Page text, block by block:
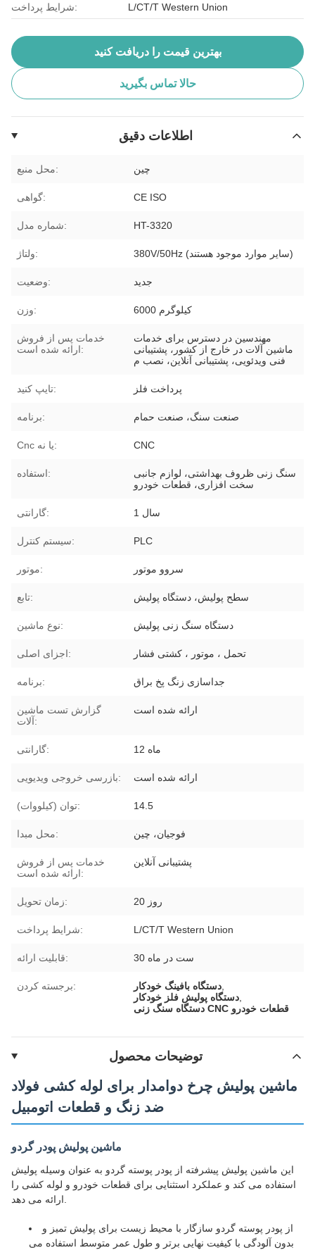
شرایط پرداخت: L/CT/T Western Union
بهترین قیمت را دریافت کنید
حالا تماس بگیرید
اطلاعات دقیق
محل منبع: چين
گواهی: CE ISO
شماره مدل: HT-3320
ولتاژ: 380V/50Hz (سایر موارد موجود هستند)
وضعیت: جدید
وزن: 6000 کیلوگرم
خدمات پس از فروش
ارائه شده است:
مهندسین در دسترس برای خدمات
ماشین آلات در خارج از کشور، پشتیبانی
فنی ویدئویی، پشتیبانی آنلاین، نصب م
تایپ کنید: پرداخت فلز
برنامه: صنعت سنگ، صنعت حمام
Cnc یا نه: CNC
استفاده:
سنگ زنی ظروف بهداشتی، لوازم جانبی
سخت افزاری، قطعات خودرو
گارانتی: 1 سال
سیستم کنترل: PLC
موتور: سروو موتور
تابع: سطح پولیش، دستگاه پولیش
نوع ماشین: دستگاه سنگ زنی پولیش
اجزای اصلی: تحمل ، موتور ، کشتی فشار
برنامه: جداسازی زنگ پخ براق
گزارش تست ماشین
آلات:
ارائه شده است
گارانتی: 12 ماه
بازرسی خروجی ویدیویی: ارائه شده است
توان (کیلووات): 14.5
محل مبدا: فوجیان، چین
خدمات پس از فروش
ارائه شده است:
پشتیبانی آنلاین
زمان تحویل: 20 روز
شرایط پرداخت: L/CT/T Western Union
قابلیت ارائه: 30 ست در ماه
برجسته کردن: دستگاه بافینگ خودکار
دستگاه پولیش فلز خودکار
دستگاه سنگ زنی CNC قطعات خودرو
توضیحات محصول
ماشین پولیش چرخ دوامدار برای لوله کشی فولاد
ضد زنگ و قطعات اتومبیل
ماشین پولیش پودر گردو
این ماشین پولیش پیشرفته از پودر پوسته گردو به عنوان وسیله پولیش
استفاده می کند و عملکرد استثنایی برای قطعات خودرو و لوله کشی را
از پودر پوسته گردو سازگار با محیط زیست برای پولیش تمیز و
بدون آلودگی با کیفیت نهایی برتر و طول عمر متوسط استفاده می